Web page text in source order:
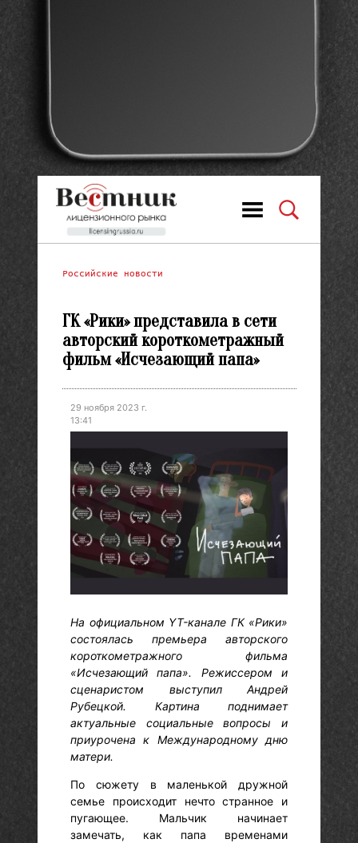
Российские новости
ГК «Рики» представила в сети
авторский короткометражный
фильм «Исчезающий папа»
29 ноября 2023 г.
13:41
На официальном YT-канале ГК «Рики»
состоялась премьера авторского
короткометражного фильма
«Исчезающий папа». Режиссером и
сценаристом выступил Андрей
Рубецкой. Картина поднимает
актуальные социальные вопросы и
приурочена к Международному дню
матери.
По сюжету в маленькой дружной
семье происходит нечто странное и
пугающее. Мальчик начинает
замечать, как папа временами